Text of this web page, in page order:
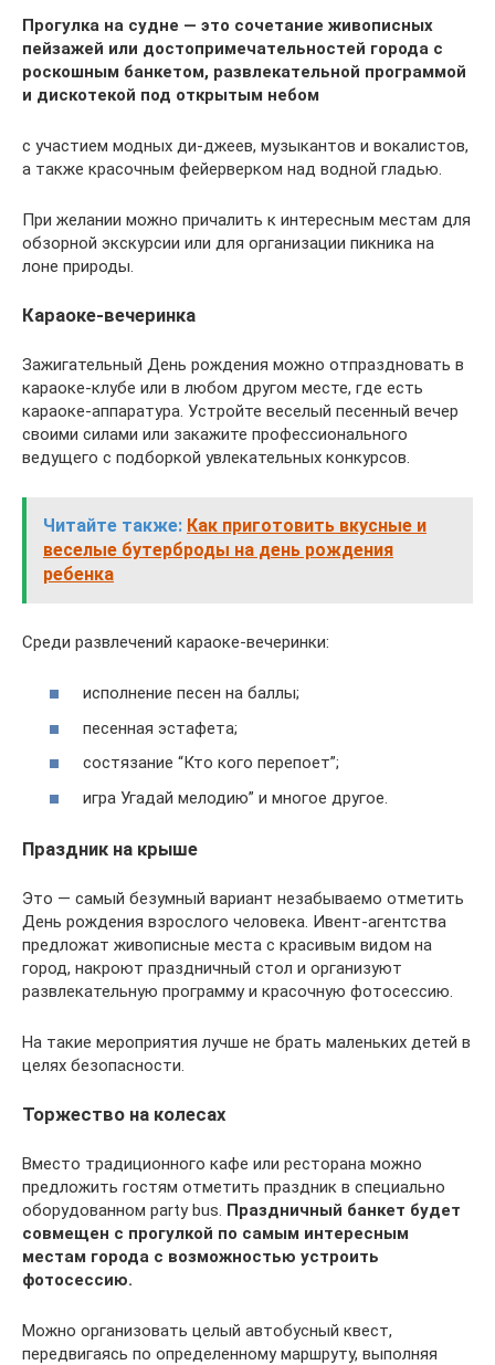
Прогулка на судне — это сочетание живописных
пейзажей или достопримечательностей города с
роскошным банкетом, развлекательной программой
и дискотекой под открытым небом
с участием модных ди-джеев, музыкантов и вокалистов,
а также красочным фейерверком над водной гладью.
При желании можно причалить к интересным местам для
обзорной экскурсии или для организации пикника на
лоне природы.
Караоке-вечеринка
Зажигательный День рождения можно отпраздновать в
караоке-клубе или в любом другом месте, где есть
караоке-аппаратура. Устройте веселый песенный вечер
своими силами или закажите профессионального
ведущего с подборкой увлекательных конкурсов.
Читайте также: Как приготовить вкусные и
веселые бутерброды на день рождения
ребенка
Среди развлечений караоке-вечеринки:
исполнение песен на баллы;
песенная эстафета;
состязание “Кто кого перепоет”;
игра Угадай мелодию” и многое другое.
Праздник на крыше
Это — самый безумный вариант незабываемо отметить
День рождения взрослого человека. Ивент-агентства
предложат живописные места с красивым видом на
город, накроют праздничный стол и организуют
развлекательную программу и красочную фотосессию.
На такие мероприятия лучше не брать маленьких детей в
целях безопасности.
Торжество на колесах
Вместо традиционного кафе или ресторана можно
предложить гостям отметить праздник в специально
оборудованном party bus. Праздничный банкет будет
совмещен с прогулкой по самым интересным
местам города с возможностью устроить
фотосессию.
Можно организовать целый автобусный квест,
передвигаясь по определенному маршруту, выполняя